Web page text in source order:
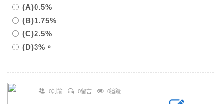
(A)0.5%
(B)1.75%
(C)2.5%
(D)3%。
0討論 0留言 0追蹤